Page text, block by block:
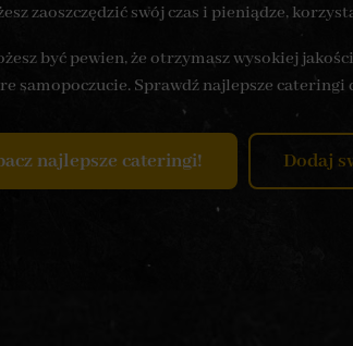
zaoszczędzić swój czas i pieniądze,
być pewien, że otrzymasz wysokiej
samopoczucie. Sprawdź najlepsze cateringi
najlepsze cateringi! Dodaj